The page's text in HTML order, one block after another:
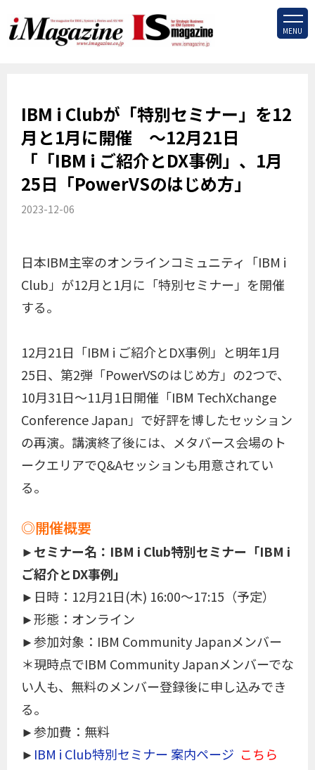
MENU
IBM i Clubが「特別セミナー」を12
月と1月に開催 ～12月21日
「「IBM i ご紹介とDX事例」、1月
25日「PowerVSのはじめ方」
2023-12-06
日本IBM主宰のオンラインコミュニティ「IBM i
Club」が12月と1月に「特別セミナー」を開催
する。
12月21日「IBM i ご紹介とDX事例」と明年1月
25日、第2弾「PowerVSのはじめ方」の2つで、
10月31日～11月1日開催「IBM TechXchange
Conference Japan」で好評を博したセッション
の再演。講演終了後には、メタバース会場のト
ークエリアでQ&Aセッションも用意されてい
る。
◎開催概要
►セミナー名：IBM i Club特別セミナー「IBM i
ご紹介とDX事例」
►日時：12月21日(木) 16:00～17:15（予定）
►形態：オンライン
►参加対象：IBM Community Japanメンバー
＊現時点でIBM Community Japanメンバーでな
い人も、無料のメンバー登録後に申し込みでき
る。
►参加費：無料
► IBM i Club特別セミナー 案内ページ こちら